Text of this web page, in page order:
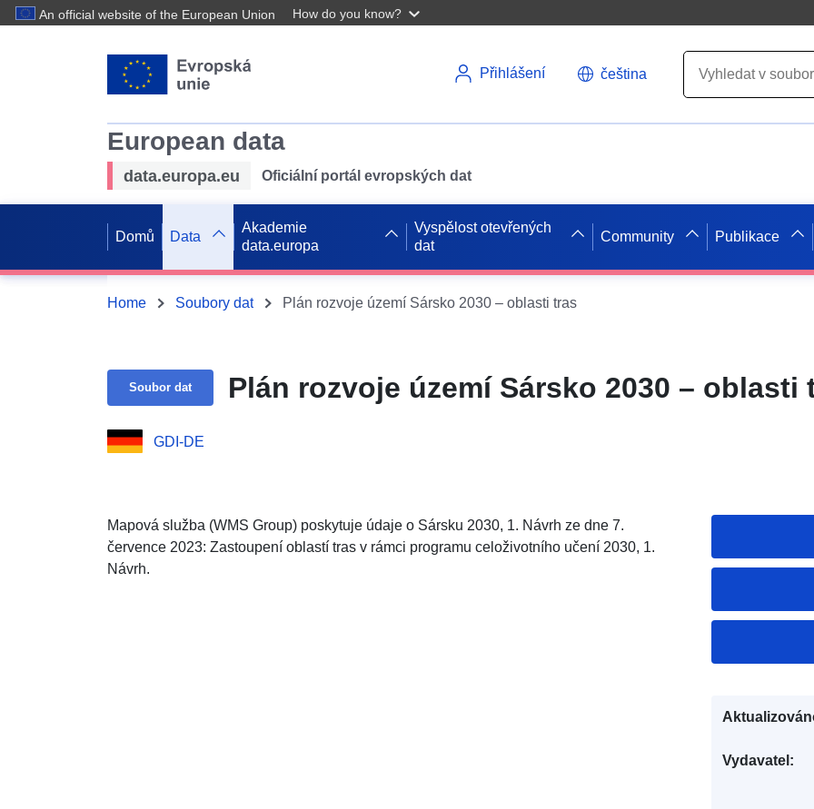
An official website of the European Union How do you know?
Přihlášení čeština
European data
data.europa.eu Oficiální portál evropských dat
Domů Data
Akademie
data.europa
Vyspělost otevřených
dat
Community Publikace
Home Soubory dat Plán rozvoje území Sársko 2030 – oblasti tras
Soubor dat Plán rozvoje území Sársko 2030 – oblasti
GDI-DE
Mapová služba (WMS Group) poskytuje údaje o Sársku 2030, 1. Návrh ze dne 7.
července 2023: Zastoupení oblastí tras v rámci programu celoživotního učení 2030, 1.
Návrh.
Vydavatel: